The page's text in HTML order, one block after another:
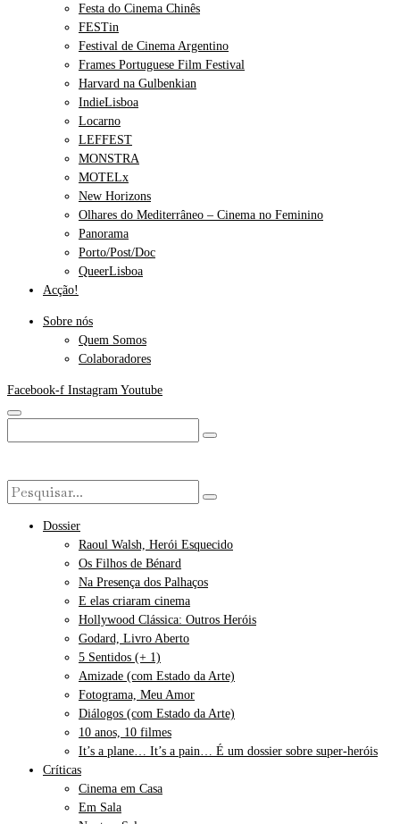
Festa do Cinema Chinês
FESTin
Festival de Cinema Argentino
Frames Portuguese Film Festival
Harvard na Gulbenkian
IndieLisboa
Locarno
LEFFEST
MONSTRA
MOTELx
New Horizons
Olhares do Mediterrâneo – Cinema no Feminino
Panorama
Porto/Post/Doc
QueerLisboa
Acção!
Sobre nós
Quem Somos
Colaboradores
Facebook-f Instagram Youtube
Dossier
Raoul Walsh, Herói Esquecido
Os Filhos de Bénard
Na Presença dos Palhaços
E elas criaram cinema
Hollywood Clássica: Outros Heróis
Godard, Livro Aberto
5 Sentidos (+ 1)
Amizade (com Estado da Arte)
Fotograma, Meu Amor
Diálogos (com Estado da Arte)
10 anos, 10 filmes
It’s a plane… It’s a pain… É um dossier sobre super-heróis
Críticas
Cinema em Casa
Em Sala